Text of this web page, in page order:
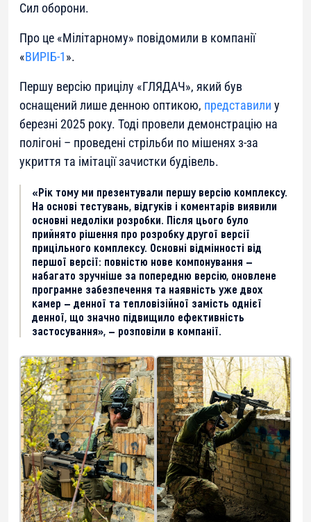
Сил оборони.
Про це «Мілітарному» повідомили в компанії
«ВИРІБ-1».
Першу версію прицілу «ГЛЯДАЧ», який був
оснащений лише денною оптикою, представили у
березні 2025 року. Тоді провели демонстрацію на
полігоні – проведені стрільби по мішенях з-за
укриття та імітації зачистки будівель.
«Рік тому ми презентували першу версію комплексу.
На основі тестувань, відгуків і коментарів виявили
основні недоліки розробки. Після цього було
прийнято рішення про розробку другої версії
прицільного комплексу. Основні відмінності від
першої версії: повністю нове компонування —
набагато зручніше за попередню версію, оновлене
програмне забезпечення та наявність уже двох
камер — денної та тепловізійної замість однієї
денної, що значно підвищило ефективність
застосування», — розповіли в компанії.